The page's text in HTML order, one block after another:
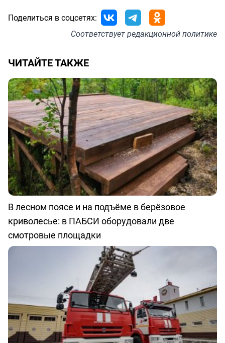
Поделиться в соцсетях:
Соответствуетредакционной политике
ЧИТАЙТЕ ТАКЖЕ
В лесном поясе и на подъёме в берёзовое
криволесье: в ПАБСИ оборудовали две
смотровые площадки